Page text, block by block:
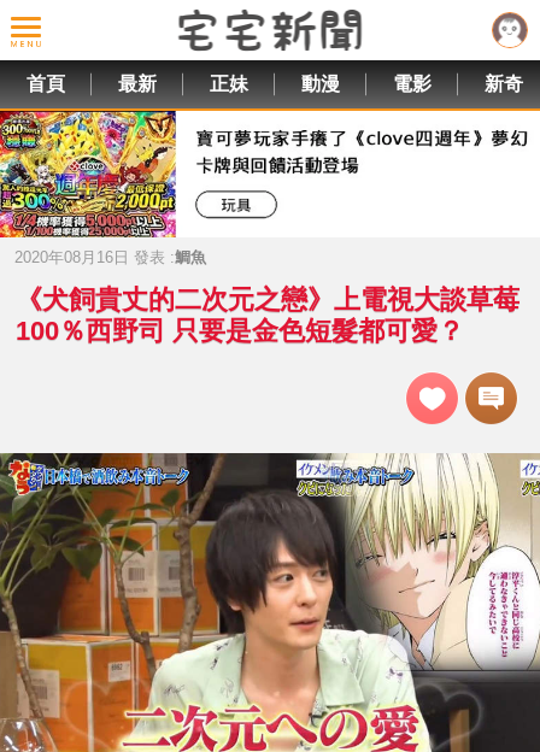
首頁 最新 正妹 動漫 電影 新奇
2020年08月16日 發表 :鯛魚
《犬飼貴丈的二次元之戀》上電視大談草莓
100％西野司 只要是金色短髮都可愛？